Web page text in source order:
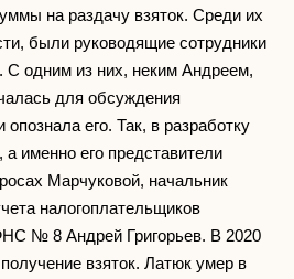
на раздачу взяток. Среди их
были руководящие сотрудники
из них, неким Андреем,
для обсуждения
опознала его. Так, в разработку
именно его представители
Марчуковой, начальник
налогоплательщиков
№ 8 Андрей Григорьев. В 2020
взяток. Латюк умер в